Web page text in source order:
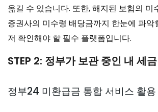
옮길 수 있습니다. 또한, 해지된 보험의 미
증권사의 미수령 배당금까지 한눈에 파악
저 확인해야 할 필수 플랫폼입니다.
STEP 2: 정부가 보관 중인 내 세
정부24 미환급금 통합 서비스 활용